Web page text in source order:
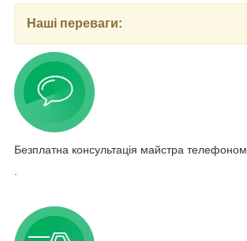
Наші переваги:
Безплатна консультація майстра телефоном
.